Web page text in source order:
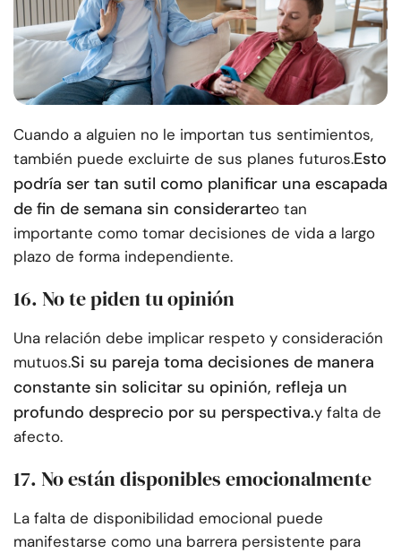
Cuando a alguien no le importan tus sentimientos,
también puede excluirte de sus planes futuros.Esto
podría ser tan sutil como planificar una escapada
de fin de semana sin considerarteo tan
importante como tomar decisiones de vida a largo
plazo de forma independiente.
16. No te piden tu opinión
Una relación debe implicar respeto y consideración
mutuos.Si su pareja toma decisiones de manera
constante sin solicitar su opinión, refleja un
profundo desprecio por su perspectiva.y falta de
afecto.
17. No están disponibles emocionalmente
La falta de disponibilidad emocional puede
manifestarse como una barrera persistente para